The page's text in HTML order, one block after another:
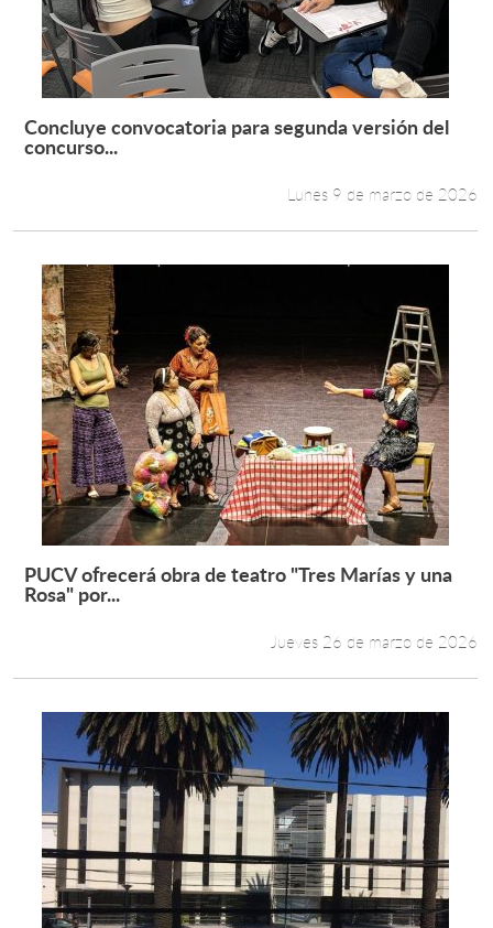
Leer más +
Concluye convocatoria para segunda versión del
concurso...
Lunes 9 de marzo de 2026
Leer más +
PUCV ofrecerá obra de teatro "Tres Marías y una
Rosa" por...
Jueves 26 de marzo de 2026